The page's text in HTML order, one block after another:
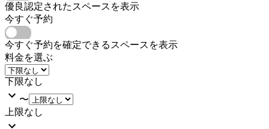
優良認定されたスペースを表示
今すぐ予約
今すぐ予約を確定できるスペースを表示
料金を選ぶ
下限なし
〜
上限なし